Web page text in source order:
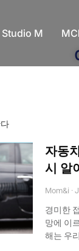
Studio M
자동
시 알
Mom&i
경미한
망에 이
해는 우